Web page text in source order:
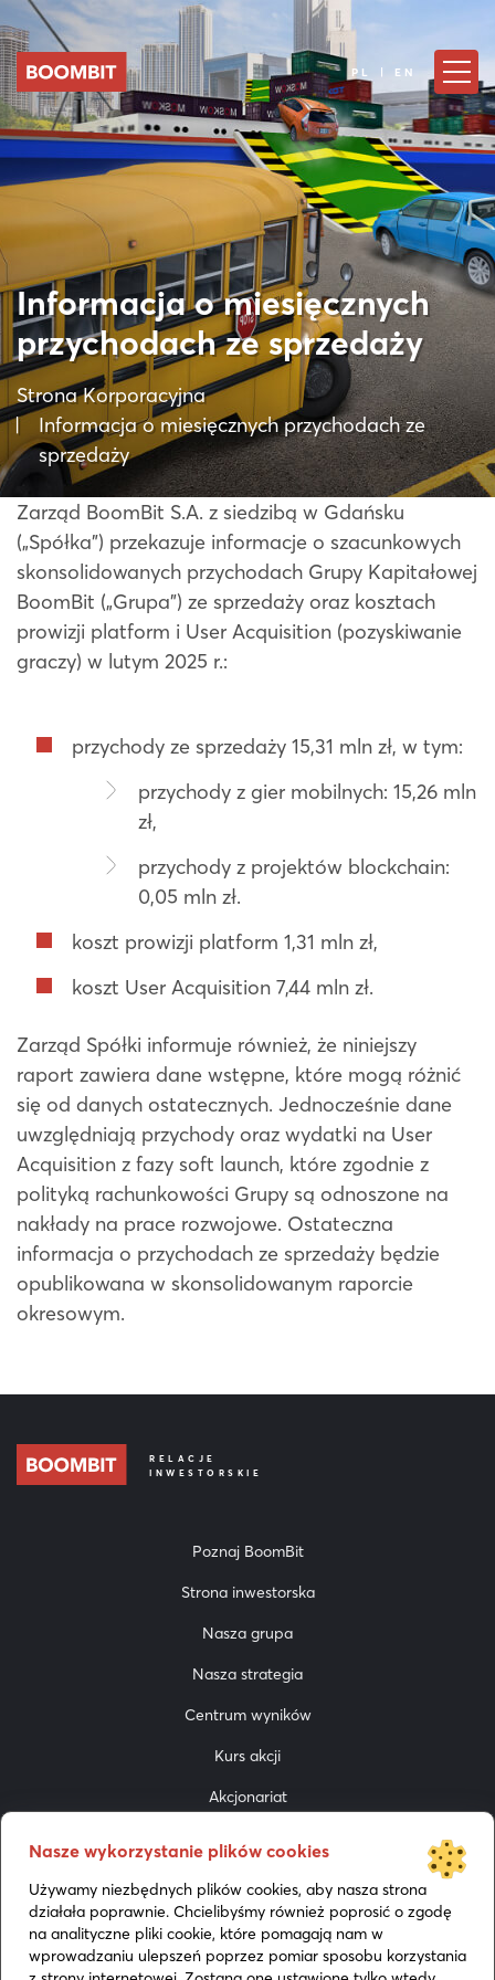
PL | EN
Informacja o miesięcznych
przychodach ze sprzedaży
Strona Korporacyjna
Informacja o miesięcznych przychodach ze
sprzedaży
Zarząd BoomBit S.A. z siedzibą w Gdańsku
(„Spółka”) przekazuje informacje o szacunkowych
skonsolidowanych przychodach Grupy Kapitałowej
BoomBit („Grupa”) ze sprzedaży oraz kosztach
prowizji platform i User Acquisition (pozyskiwanie
graczy) w lutym 2025 r.:
przychody ze sprzedaży 15,31 mln zł, w tym:
przychody z gier mobilnych: 15,26 mln
zł,
przychody z projektów blockchain:
0,05 mln zł.
koszt prowizji platform 1,31 mln zł,
koszt User Acquisition 7,44 mln zł.
Zarząd Spółki informuje również, że niniejszy
raport zawiera dane wstępne, które mogą różnić
się od danych ostatecznych. Jednocześnie dane
uwzględniają przychody oraz wydatki na User
Acquisition z fazy soft launch, które zgodnie z
polityką rachunkowości Grupy są odnoszone na
nakłady na prace rozwojowe. Ostateczna
informacja o przychodach ze sprzedaży będzie
opublikowana w skonsolidowanym raporcie
okresowym.
RELACJE
INWESTORSKIE
Poznaj BoomBit
Strona inwestorska
Nasza grupa
Nasza strategia
Centrum wyników
Kurs akcji
Akcjonariat
Prezentacje
Media
Nasze wykorzystanie plików cookies
Używamy niezbędnych plików cookies, aby nasza strona
działała poprawnie. Chcielibyśmy również poprosić o zgodę
na analityczne pliki cookie, które pomagają nam w
wprowadzaniu ulepszeń poprzez pomiar sposobu korzystania